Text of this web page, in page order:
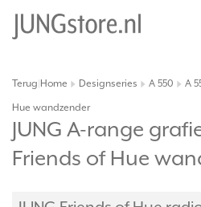
Terug Home Designseries A 550 A
Hue wandzender
JUNG A-range
Friends of Hue